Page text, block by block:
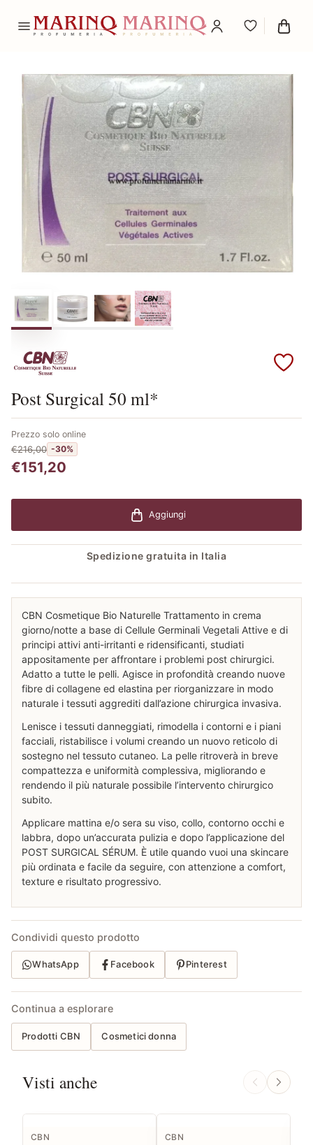
Scopri i prodotti CBN
Post Surgical 50 ml*
Prezzo solo online
€216,00 -30%
€151,20
Aggiungi
Spedizione gratuita in Italia
CBN Cosmetique Bio Naturelle Trattamento in crema
giorno/notte a base di Cellule Germinali Vegetali Attive e di
principi attivi anti-irritanti e ridensificanti, studiati
appositamente per affrontare i problemi post chirurgici.
Adatto a tutte le pelli. Agisce in profondità creando nuove
fibre di collagene ed elastina per riorganizzare in modo
naturale i tessuti aggrediti dall’azione chirurgica invasiva.
Lenisce i tessuti danneggiati, rimodella i contorni e i piani
facciali, ristabilisce i volumi creando un nuovo reticolo di
sostegno nel tessuto cutaneo. La pelle ritroverà in breve
compattezza e uniformità complessiva, migliorando e
rendendo il più naturale possibile l’intervento chirurgico
subito.
Applicare mattina e/o sera su viso, collo, contorno occhi e
labbra, dopo un’accurata pulizia e dopo l’applicazione del
POST SURGICAL SÉRUM. È utile quando vuoi una skincare
più ordinata e facile da seguire, con attenzione a comfort,
texture e risultato progressivo.
Condividi questo prodotto
WhatsApp Facebook Pinterest
Continua a esplorare
Prodotti CBN Cosmetici donna
Visti anche
CBN CBN